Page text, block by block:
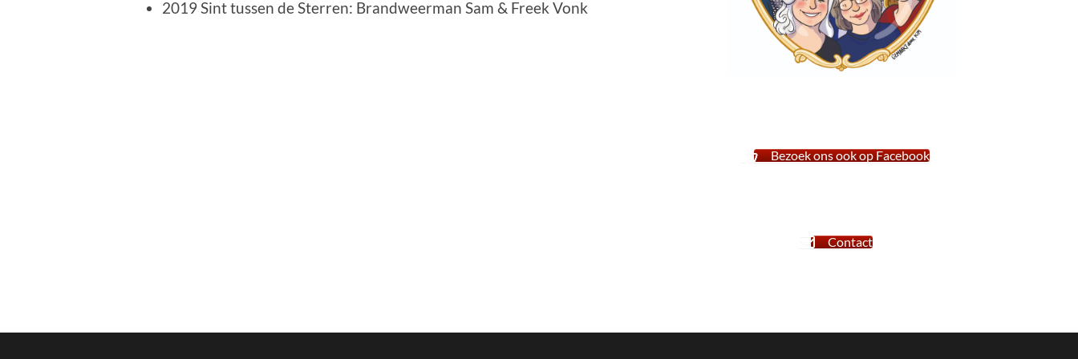
2019 Sint tussen de Sterren: Brandweerman Sam & Freek Vonk
Bezoek ons ook op Facebook
Contact